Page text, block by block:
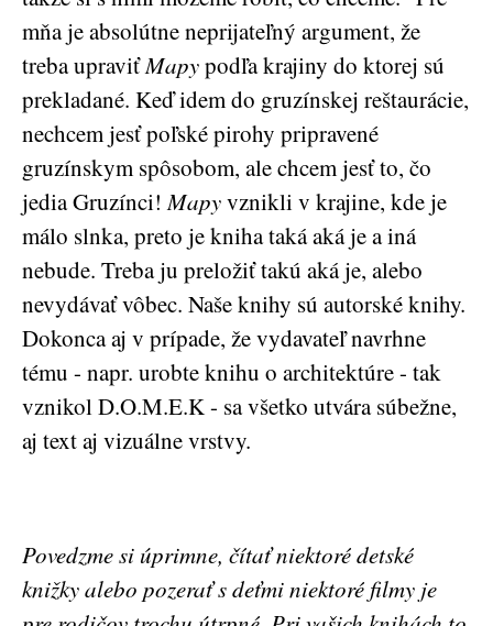
mňa je absolútne neprijateľný argument, že
treba upraviťMapypodľa krajiny do ktorej sú
prekladané. Keď idem do gruzínskej reštaurácie,
nechcem jesť poľské pirohy pripravené
gruzínskym spôsobom, ale chcem jesť to, čo
jedia Gruzínci!Mapyvznikli v krajine, kde je
málo slnka, preto je kniha taká aká je a iná
nebude. Treba ju preložiť takú aká je, alebo
nevydávať vôbec. Naše knihy sú autorské knihy.
Dokonca aj v prípade, že vydavateľ navrhne
tému - napr. urobte knihu o architektúre - tak
vznikol D.O.M.E.K - sa všetko utvára súbežne,
aj text aj vizuálne vrstvy.
Povedzme si úprimne, čítať niektoré detské
knižky alebo pozerať s deťmi niektoré filmy je